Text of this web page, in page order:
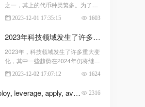
之一，其上的代币种类繁多。为了规
范代币的开发和使用，以太坊社区制
定了一系列代币标准，其中最为著名
的是ERC-20和ERC-721。ERC-20 T
okensERC-20是基于以太坊的一种代
币标准，它定义了代币的名称、符
号、总供应量、转账、合约调用等基
本属性和功能。ERC-20 Tokens具有
以下特点：可互换性：ERC-20 Toke
RC-20 Token的价值等同于另一枚 E
2023-12-01 17:35:15 1603
2023年科技领域发生了许多重大变化哪些趋势在2024年仍将继续发展？
2023年，科技领域发生了许多重大变
化，其中一些趋势在2024年仍将继续
发展。以下是一些值得关注的趋势。
2023-12-02 17:07:12 1624
use, utilize, employ, leverage, apply, avail, exploit 使用区别 2316